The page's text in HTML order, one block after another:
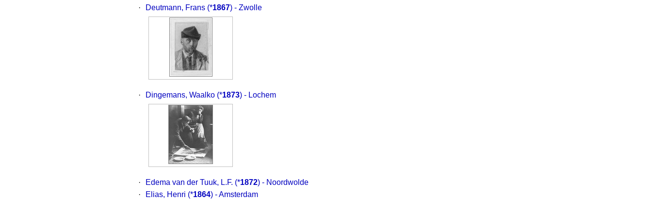
·
Deutmann, Frans (*1867) - Zwolle
· Dingemans, Waalko (*1873) - Lochem
· Edema van der Tuuk, L.F. (*1872) - Noordwolde
·
Elias, Henri (*1864) - Amsterdam